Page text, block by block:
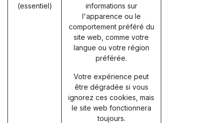
(essentiel)
informations sur
l'apparence ou le
comportement préféré du
site web, comme votre
langue ou votre région
préférée.
Votre expérience peut
être dégradée si vous
ignorez ces cookies, mais
le site web fonctionnera
toujours.